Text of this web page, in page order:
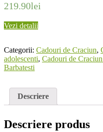
219.90lei
Vezi detalii
Categorii: Cadouri de Craciun,
adolescenti, Cadouri de
Barbatesti
Descriere
Descriere produs